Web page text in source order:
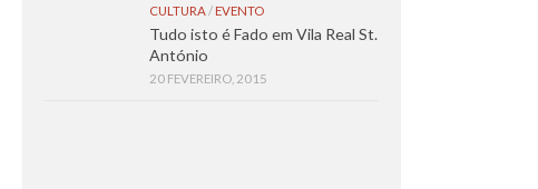
CULTURA/ EVENTO
Tudo isto é Fado em Vila Real St.
António
20 FEVEREIRO, 2015